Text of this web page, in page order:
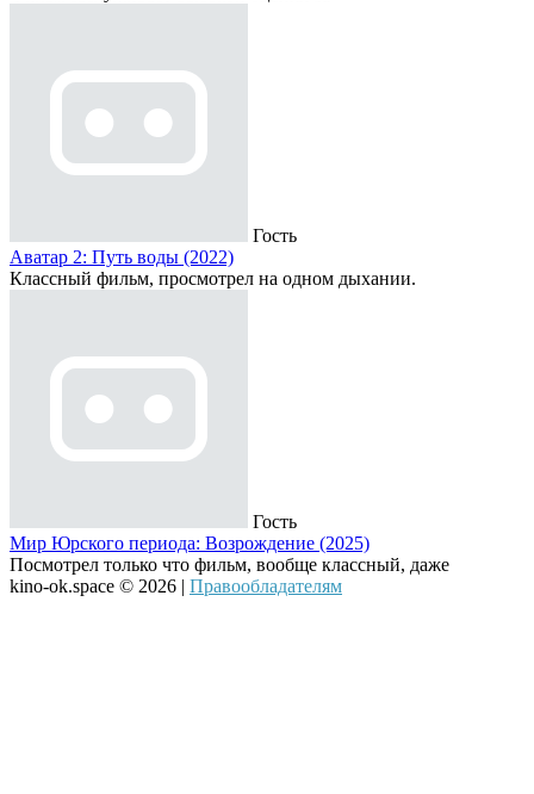
Гость
Аватар 2: Путь воды (2022)
Классный фильм, просмотрел на одном дыхании.
Гость
Мир Юрского периода: Возрождение (2025)
Посмотрел только что фильм, вообще классный, даже
kino-ok.space © 2026 | Правообладателям